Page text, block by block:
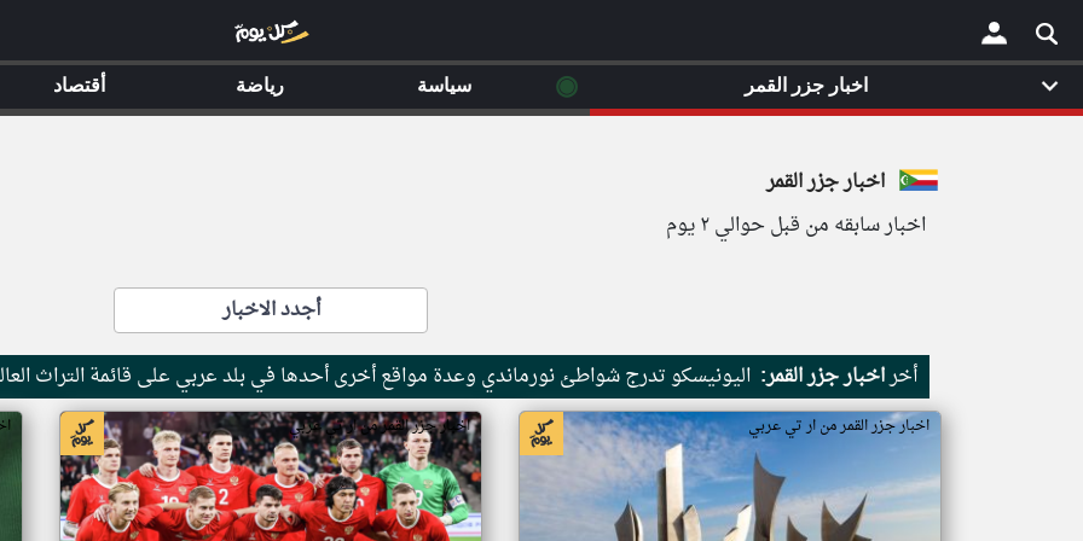
×
اخبار جزر القمر
اخبار سابقه من قبل حوالي ٢ يوم
أجدد الاخبار
أخراخبار جزر القمر: اليونيسكو تدرج شواطئ نورماندي وعدة مواقع أخرى أحدها في بلد عربي على قائمة التراث
اخبار جزر القمر من ار تي عربي اخبار جزر القمر من ار تي عربي
اخبار جزر القمر ◉ سياسة رياضة أقتصاد